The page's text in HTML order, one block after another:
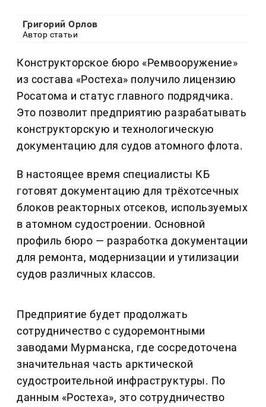
Григорий Орлов
Автор статьи
Конструкторское бюро «Ремвооружение»
из состава «Ростеха» получило лицензию
Росатома и статус главного подрядчика.
Это позволит предприятию разрабатывать
конструкторскую и технологическую
документацию для судов атомного флота.
В настоящее время специалисты КБ
готовят документацию для трёхотсечных
блоков реакторных отсеков, используемых
в атомном судостроении. Основной
профиль бюро — разработка документации
для ремонта, модернизации и утилизации
судов различных классов.
Предприятие будет продолжать
сотрудничество с судоремонтными
заводами Мурманска, где сосредоточена
значительная часть арктической
судостроительной инфраструктуры. По
данным «Ростеха», это сотрудничество